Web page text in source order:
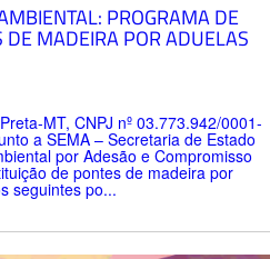
PROGRAMA DE
DE MADEIRA POR ADUELAS
MT, CNPJ nº 03.773.942/0001-
a SEMA – Secretaria de Estado
por Adesão e Compromisso
de pontes de madeira por
seguintes po...